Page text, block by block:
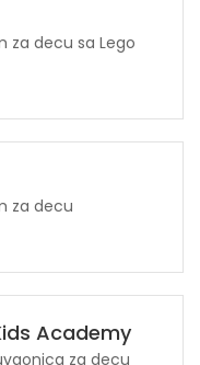
za decu sa Lego
za decu
Academy
za decu